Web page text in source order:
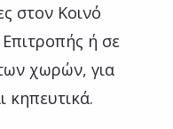
στον Κοινό
ή σε
χωρών, για
κηπευτικά.